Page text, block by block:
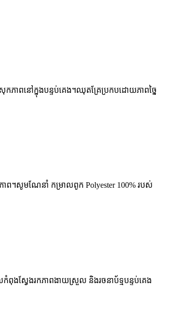
ភាពនៅក្នុងបន្ទប់គេង។ឈុតគ្រែប្រកបដោយភាពច្នៃ
ាព។សូមណែនាំ កម្រាលពូក Polyester 100% របស់
ងស្វែងរកភាពងាយស្រួល និងរចនាប័ទ្មបន្ទប់គេង